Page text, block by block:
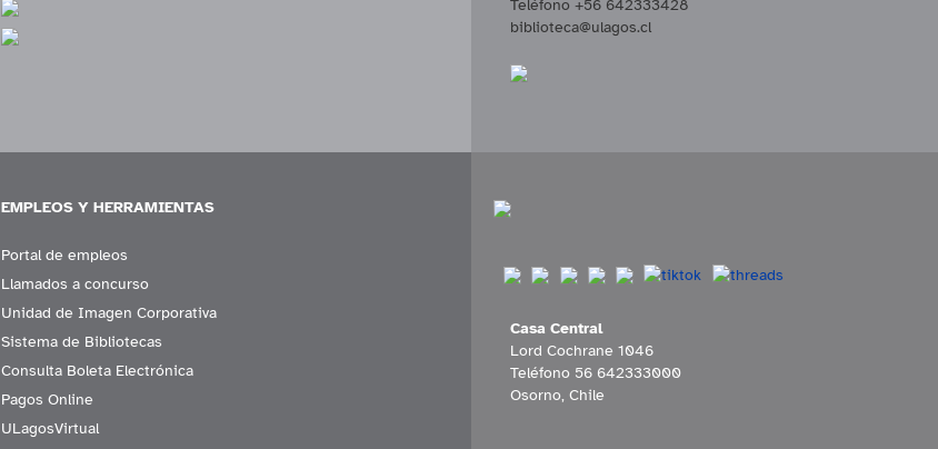
Teléfono +56 642333428
biblioteca@ulagos.cl
EMPLEOS Y HERRAMIENTAS
Portal de empleos
Llamados a concurso
Unidad de Imagen Corporativa
Sistema de Bibliotecas
Consulta Boleta Electrónica
Pagos Online
ULagosVirtual
Casa Central
Lord Cochrane 1046
Teléfono 56 642333000
Osorno, Chile